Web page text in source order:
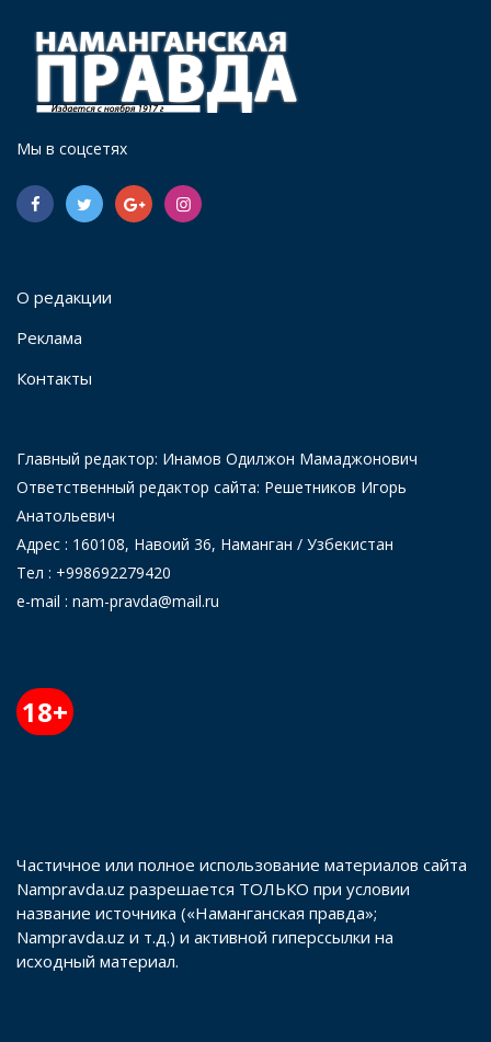
Мы в соцсетях
О редакции
Реклама
Контакты
Главный редактор: Инамов Одилжон Мамаджонович
Ответственный редактор сайта: Решетников Игорь
Анатольевич
Адрес : 160108, Навоий 36, Наманган / Узбекистан
Тел : +998692279420
e-mail : nam-pravda@mail.ru
18+
Частичное или полное использование материалов сайта
Nampravda.uz разрешается ТОЛЬКО при условии
название источника («Наманганская правда»;
Nampravda.uz и т.д.) и активной гиперссылки на
исходный материал.